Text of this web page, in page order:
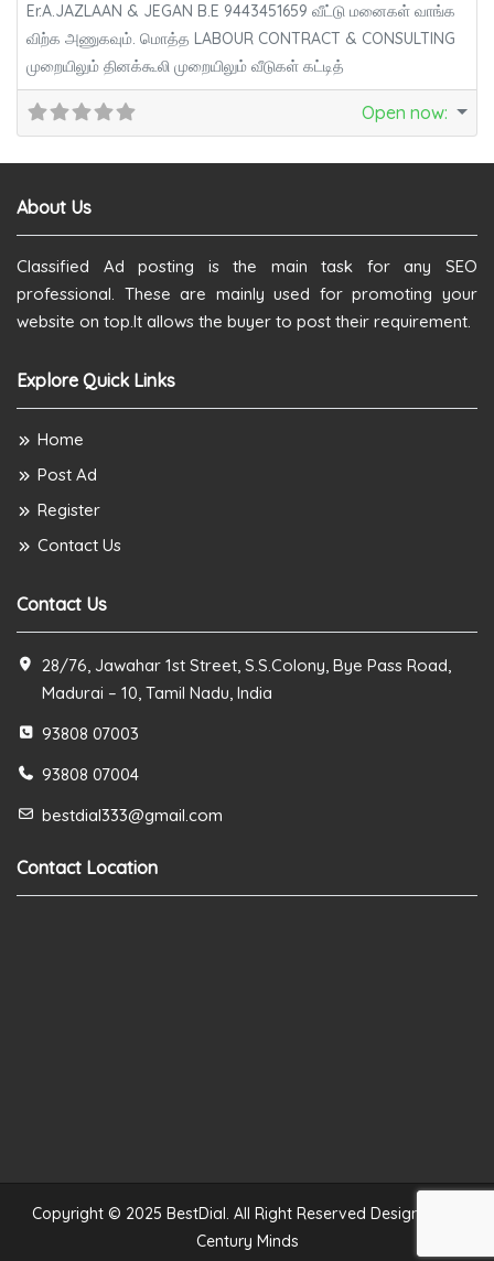
Er.A.JAZLAAN & JEGAN B.E 9443451659 வீட்டு மனைகள் வாங்க
விற்க அணுகவும். மொத்த LABOUR CONTRACT & CONSULTING
முறையிலும் தினக்கூலி முறையிலும் வீடுகள் கட்டித்
Open now:
About Us
Classified Ad posting is the main task for any SEO
professional. These are mainly used for promoting your
website on top.It allows the buyer to post their requirement.
Explore Quick Links
Home
Post Ad
Register
Contact Us
Contact Us
28/76, Jawahar 1st Street, S.S.Colony, Bye Pass Road,
Madurai – 10, Tamil Nadu, India
93808 07003
93808 07004
bestdial333@gmail.com
Contact Location
Copyright © 2025 BestDial. All Right Reserved Designed by
Century Minds